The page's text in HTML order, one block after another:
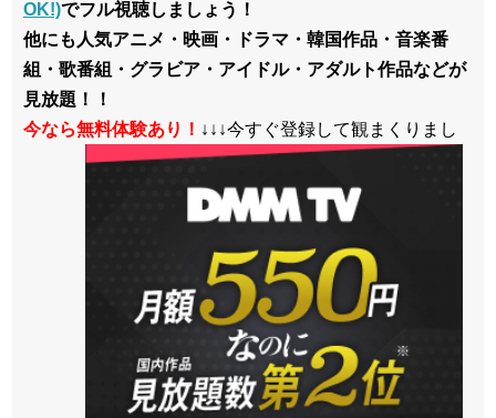
OK!)でフル視聴しましょう！
他にも人気アニメ・映画・ドラマ・韓国作品・音楽番
組・歌番組・グラビア・アイドル・アダルト作品などが
見放題！！
今なら無料体験あり！ ↓↓↓今すぐ登録して観まくりまし